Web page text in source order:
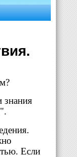
знания
Если